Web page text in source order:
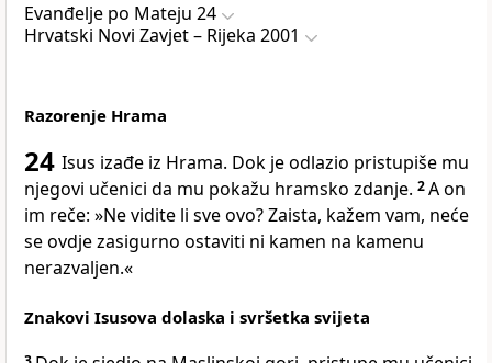
Evanđelje po Mateju 24
Hrvatski Novi Zavjet – Rijeka 2001
Razorenje Hrama
24 Isus izađe iz Hrama. Dok je odlazio pristupiše mu
njegovi učenici da mu pokažu hramsko zdanje. 2A on
im reče: »Ne vidite li sve ovo? Zaista, kažem vam, neće
se ovdje zasigurno ostaviti ni kamen na kamenu
nerazvaljen.«
Znakovi Isusova dolaska i svršetka svijeta